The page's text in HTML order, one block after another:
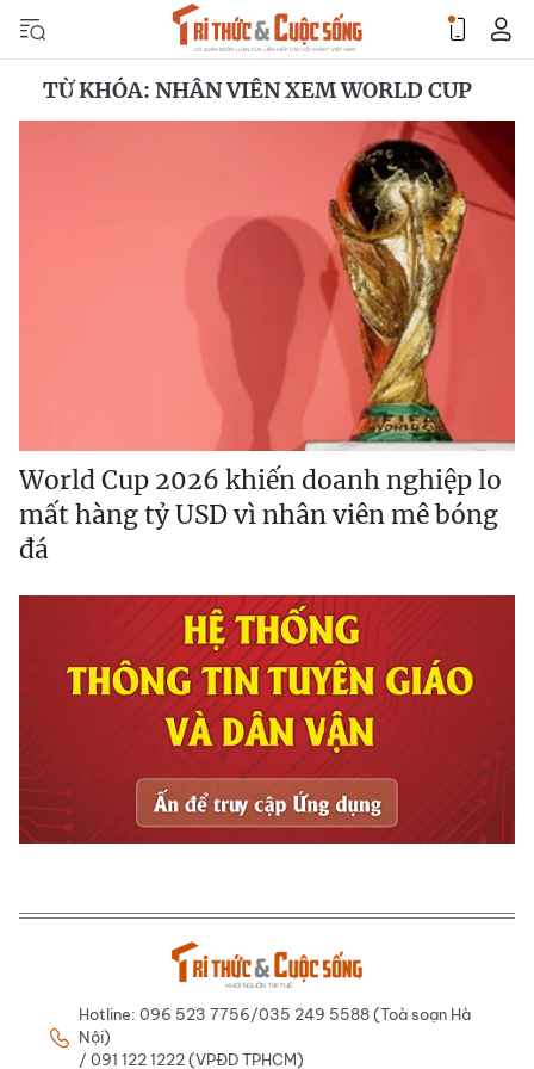
TỪ KHÓA: NHÂN VIÊN XEM WORLD CUP
World Cup 2026 khiến doanh nghiệp lo
mất hàng tỷ USD vì nhân viên mê bóng
đá
Hotline: 096 523 7756/035 249 5588 (Toà soạn Hà
Nội)
/ 091 122 1222 (VPĐD TPHCM)